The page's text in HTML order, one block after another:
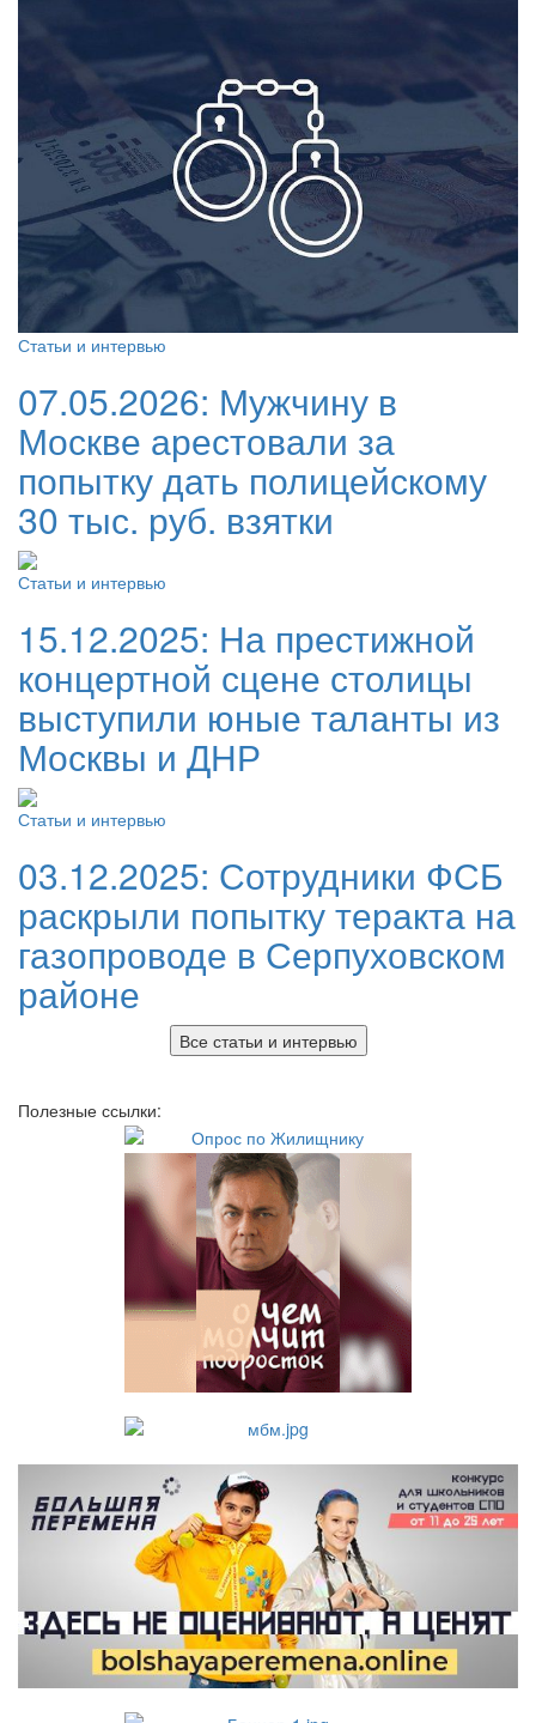
Статьи и интервью
07.05.2026: Мужчину в
Москве арестовали за
попытку дать полицейскому
30 тыс. руб. взятки
Статьи и интервью
15.12.2025: На престижной
концертной сцене столицы
выступили юные таланты из
Москвы и ДНР
Статьи и интервью
03.12.2025: Сотрудники ФСБ
раскрыли попытку теракта на
газопроводе в Серпуховском
районе
Все статьи и интервью
Полезные ссылки: